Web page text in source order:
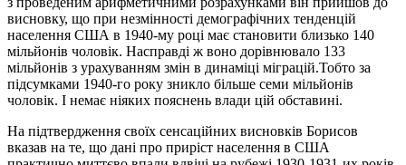
висновку, що при незмінності демографічних тенденцій
населення США в 1940-му році має становити близько 140
мільйонів чоловік. Насправді ж воно дорівнювало 133
мільйонів з урахуванням змін в динаміці міграцій.Тобто за
підсумками 1940-го року зникло більше семи мільйонів
чоловік. І немає ніяких пояснень влади цій обставині.
На підтвердження своїх сенсаційних висновків Борисов
вказав на те, що дані про приріст населення в США